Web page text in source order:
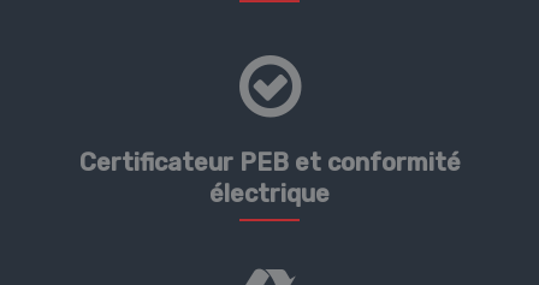
Certificateur PEB et conformité
électrique